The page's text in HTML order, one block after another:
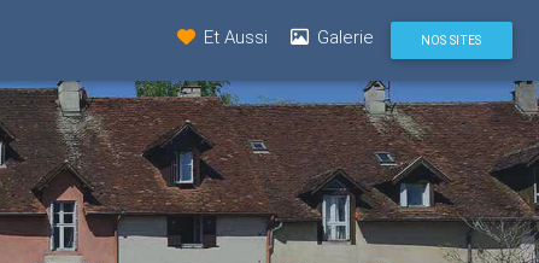
Et Aussi Galerie NOS SITES